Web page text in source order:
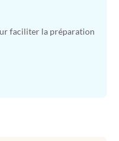
faciliter la préparation